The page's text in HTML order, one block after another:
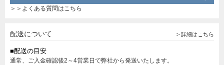
＞＞よくある質問はこちら
配送について > 詳細はこちら
■配送の目安
通常、ご入金確認後2～4営業日で弊社から発送いたします。